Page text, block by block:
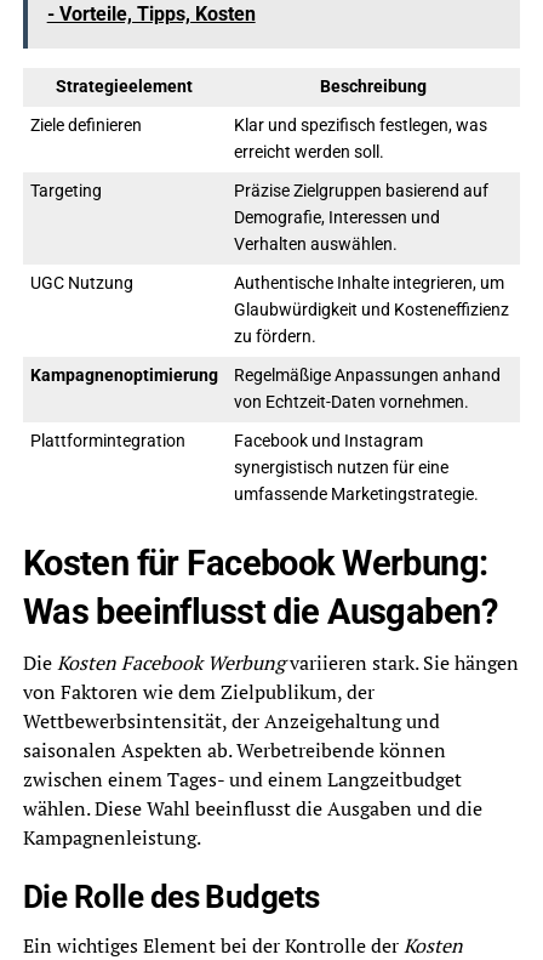
- Vorteile, Tipps, Kosten
Strategieelement
Beschreibung
Ziele definieren
Klar und spezifisch festlegen, was
erreicht werden soll.
Targeting
Präzise Zielgruppen basierend auf
Demografie, Interessen und
Verhalten auswählen.
UGC Nutzung
Authentische Inhalte integrieren, um
Glaubwürdigkeit und Kosteneffizienz
zu fördern.
Kampagnenoptimierung
Regelmäßige Anpassungen anhand
von Echtzeit-Daten vornehmen.
Plattformintegration
Facebook und Instagram
synergistisch nutzen für eine
umfassende Marketingstrategie.
Kosten für Facebook Werbung:
Was beeinflusst die Ausgaben?
DieKosten Facebook Werbungvariieren stark. Sie hängen
von Faktoren wie dem Zielpublikum, der
Wettbewerbsintensität, der Anzeigehaltung und
saisonalen Aspekten ab. Werbetreibende können
zwischen einem Tages- und einem Langzeitbudget
wählen. Diese Wahl beeinflusst die Ausgaben und die
Kampagnenleistung.
Die Rolle des Budgets
Ein wichtiges Element bei der Kontrolle derKosten